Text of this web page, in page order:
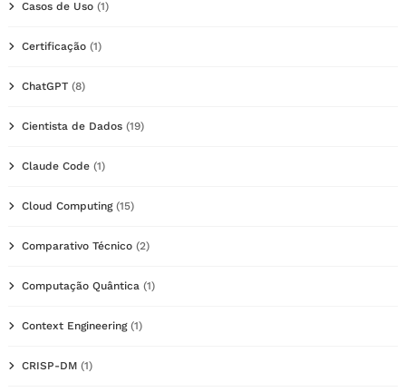
Casos de Uso (1)
Certificação (1)
ChatGPT (8)
Cientista de Dados (19)
Claude Code (1)
Cloud Computing(15)
Comparativo Técnico (2)
Computação Quântica (1)
Context Engineering(1)
CRISP-DM (1)